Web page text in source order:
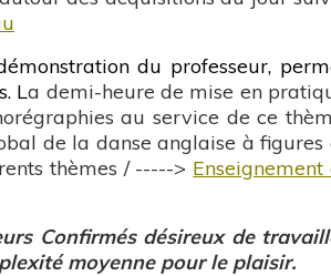
du professeur,
La demi-heure de mise en
au service de ce
de la danse anglaise à figures
thèmes / -----> Enseignement
Confirmés désireux de
moyenne pour le plaisir.